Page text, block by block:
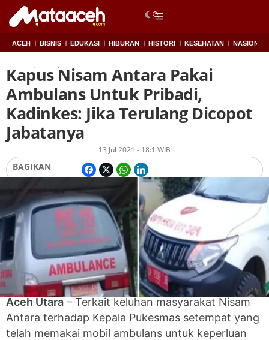
ACEH BISNIS EDUKASI HIBURAN HISTORI KESEHATAN NASIONAL
Beranda Aceh
Kapus Nisam Antara Pakai
Ambulans Untuk Pribadi,
Kadinkes: Jika Terulang Dicopot
Jabatanya
13 Jul 2021 - 18:1 WIB
BAGIKAN
Aceh Utara – Terkait keluhan masyarakat Nisam
Antara terhadap Kepala Pukesmas setempat yang
telah memakai mobil ambulans untuk keperluan